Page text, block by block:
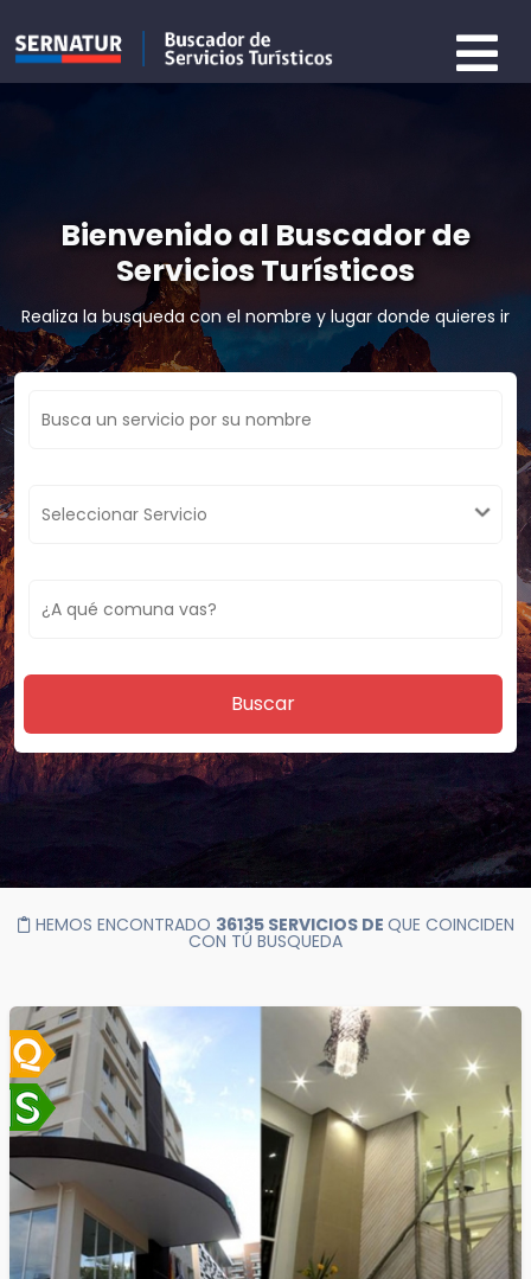
Bienvenido al Buscador de
Servicios Turísticos
Realiza la busqueda con el nombre y lugar donde quieres ir
Buscar
HEMOS ENCONTRADO 36135 SERVICIOS DE QUE COINCIDEN
CON TÚ BUSQUEDA